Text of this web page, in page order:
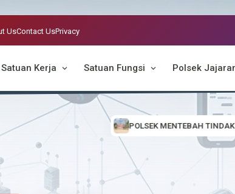
UsContact UsPrivacy
Satuan Kerja Satuan Fungsi Polsek
POLSEK MENTEBAH TINDAK LANJUTI INFORMASI